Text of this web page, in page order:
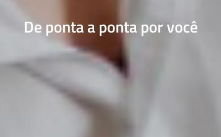
De ponta a ponta por você